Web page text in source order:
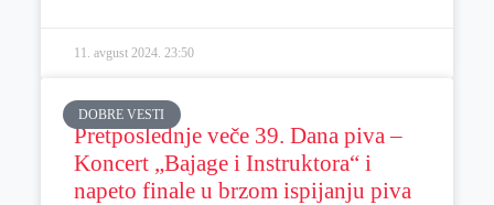
11. avgust 2024. 23:50
DOBRE VESTI
Pretposlednje veče 39. Dana piva –
Koncert „Bajage i Instruktora“ i
napeto finale u brzom ispijanju piva